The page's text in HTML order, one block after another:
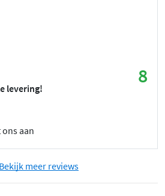
8
levering!
aan
Bekijk meer reviews